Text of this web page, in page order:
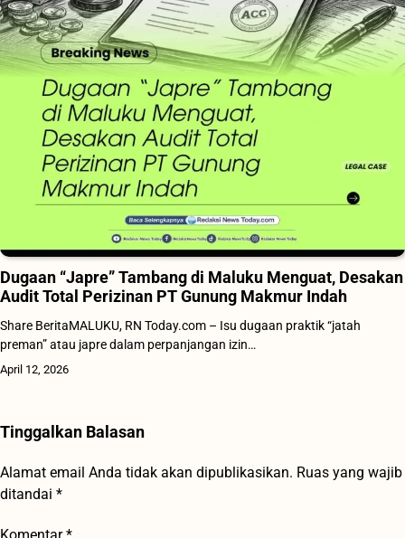
Dugaan “Japre” Tambang di Maluku Menguat, Desakan
Audit Total Perizinan PT Gunung Makmur Indah
Share BeritaMALUKU, RN Today.com – Isu dugaan praktik “jatah
preman” atau japre dalam perpanjangan izin…
April 12, 2026
Tinggalkan Balasan
Alamat email Anda tidak akan dipublikasikan. Ruas yang wajib
ditandai *